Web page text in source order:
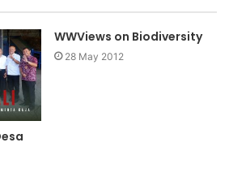
WWViews on Biodiversity
28 May 2012